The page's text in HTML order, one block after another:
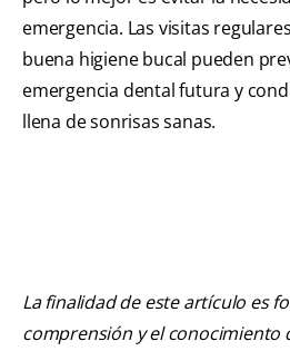
emergencia. Las visitas
buena higiene bucal pueden
emergencia dental futura y
llena de sonrisas sanas.
La finalidad de este artículo es
comprensión y el conocimiento